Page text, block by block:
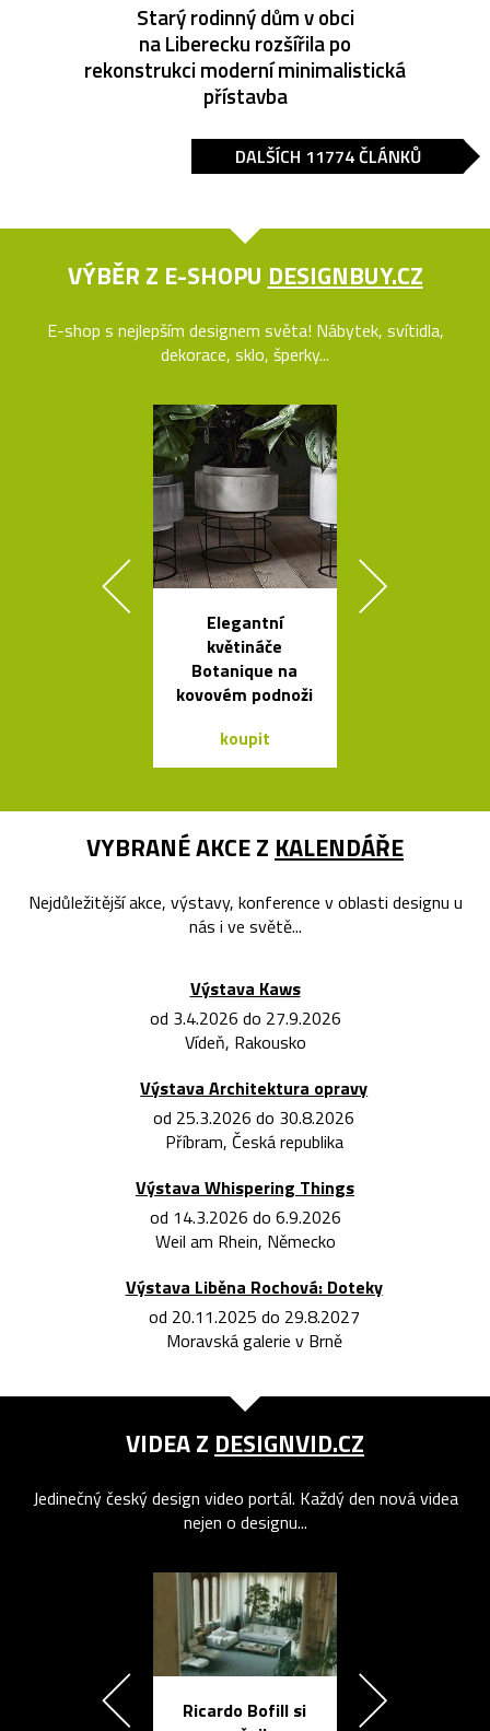
Starý rodinný dům v obci
na Liberecku rozšířila po
rekonstrukci moderní minimalistická
přístavba
DALŠÍCH 11774 ČLÁNKŮ
VÝBĚR Z E-SHOPU DESIGNBUY.CZ
E-shop s nejlepším designem světa! Nábytek, svítidla,
dekorace, sklo, šperky...
Elegantní
květináče
Botanique na
kovovém podnoži
koupit
VYBRANÉ AKCE Z KALENDÁŘE
Nejdůležitější akce, výstavy, konference v oblasti designu u
nás i ve světě...
Výstava Kaws
od 3.4.2026 do 27.9.2026
Vídeň, Rakousko
Výstava Architektura opravy
od 25.3.2026 do 30.8.2026
Příbram, Česká republika
Výstava Whispering Things
od 14.3.2026 do 6.9.2026
Weil am Rhein, Německo
Výstava Liběna Rochová: Doteky
od 20.11.2025 do 29.8.2027
Moravská galerie v Brně
VIDEA Z DESIGNVID.CZ
Jedinečný český design video portál. Každý den nová videa
nejen o designu...
Ricardo Bofill si